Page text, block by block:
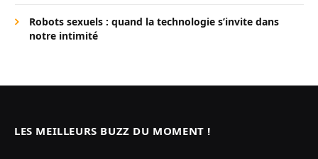
Robots sexuels : quand la technologie s’invite dans
notre intimité
LES MEILLEURS BUZZ DU MOMENT !